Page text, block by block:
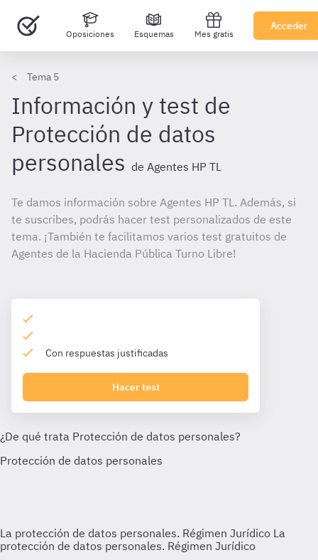
Oposiciones Esquemas Mes gratis
Acceder
Tema 5
Información y test de
Protección de datos
personales de Agentes HP TL
Te damos información sobre Agentes HP TL. Además, si
te suscribes, podrás hacer test personalizados de este
tema. ¡También te facilitamos varios test gratuitos de
Agentes de la Hacienda Pública Turno Libre!
Con respuestas justificadas
Hacer test
La protección de datos personales. Régimen Jurídico La
protección de datos personales. Régimen Jurídico